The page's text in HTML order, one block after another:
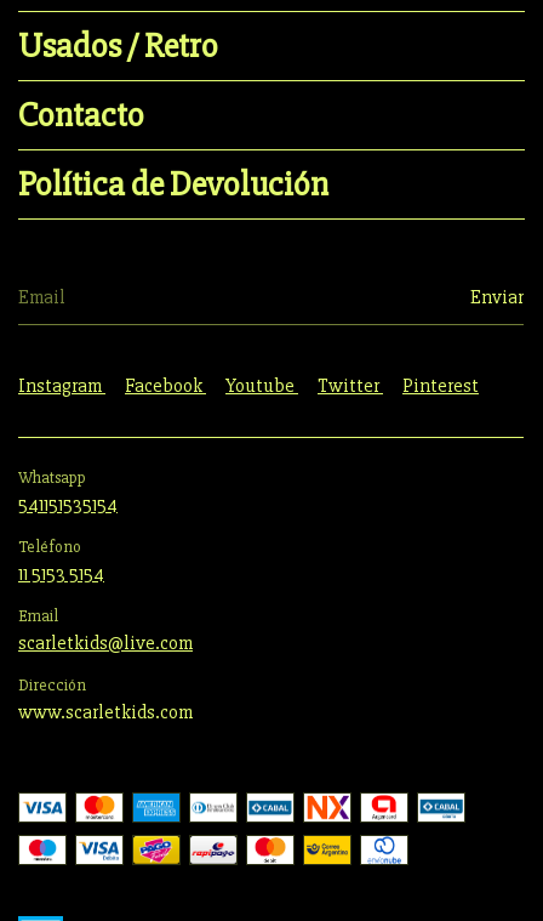
Usados / Retro
Contacto
Política de Devolución
Instagram Facebook Youtube Twitter Pinterest
Whatsapp
541151535154
Teléfono
11 5153 5154
Email
scarletkids@live.com
Dirección
www.scarletkids.com